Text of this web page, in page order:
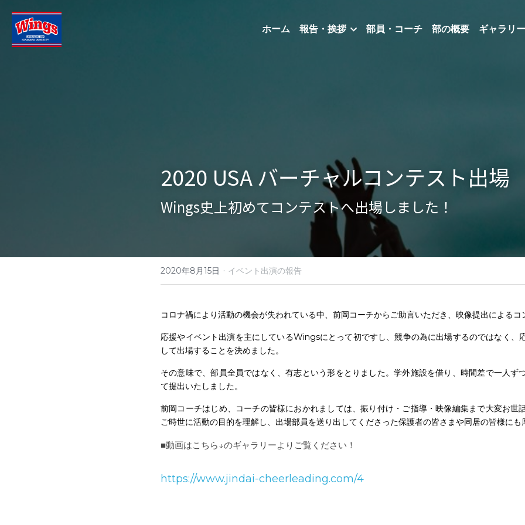
ホーム 報告・挨拶 部員・コーチ 部の概要 ギャラリー
2020 USA バーチャルコンテスト出場
Wings史上初めてコンテストへ出場しました！
2020年8月15日 · イベント出演の報告
コロナ禍により活動の機会が失われている中、前岡コーチからご助言いただき、映像提出による
応援やイベント出演を主にしているWingsにとって初ですし、競争の為に出場するのではなく、
して出場することを決めました。
その意味で、部員全員ではなく、有志という形をとりました。学外施設を借り、時間差で一人ず
て提出いたしました。
前岡コーチはじめ、コーチの皆様におかれましては、振り付け・ご指導・映像編集まで大変お世
ご時世に活動の目的を理解し、出場部員を送り出してくださった保護者の皆さまや同居の皆様に
■動画はこちら↓のギャラリーよりご覧ください！
https://www.jindai-cheerleading.com/4